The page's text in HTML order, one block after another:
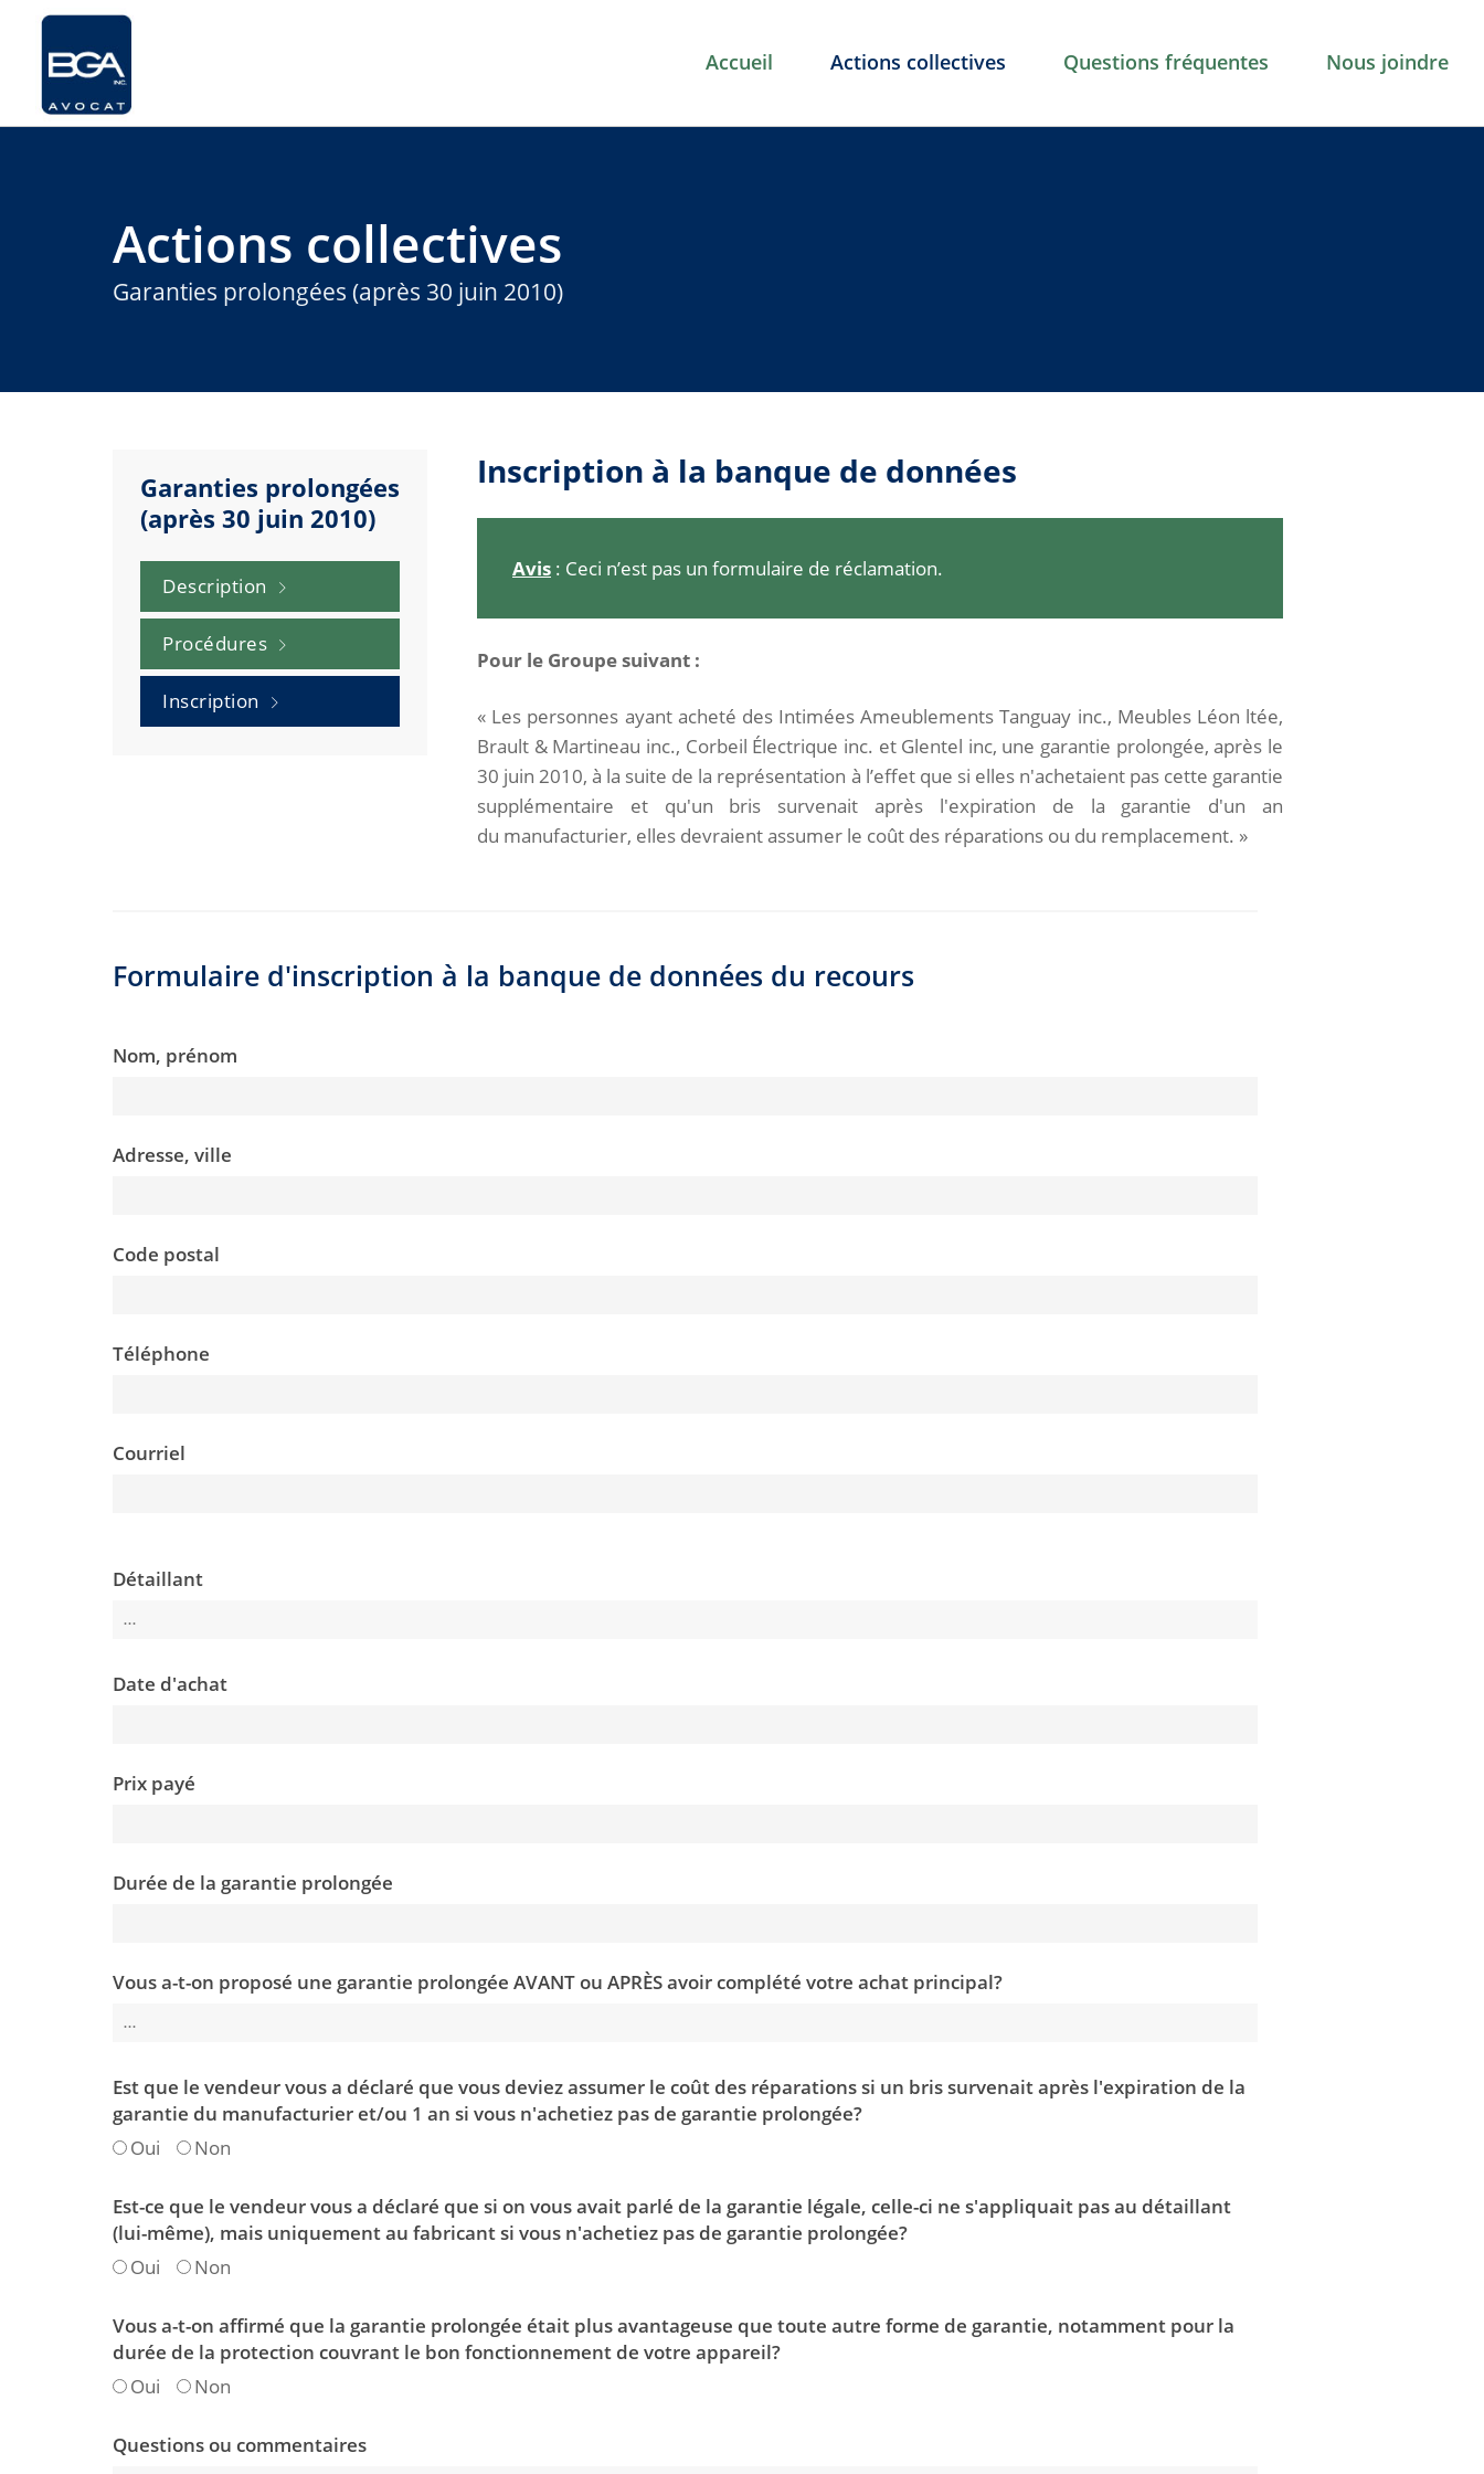
Accueil Actions collectives Questions fréquentes Nous joindre
Actions collectives
Garanties prolongées (après 30 juin 2010)
Garanties prolongées
(après 30 juin 2010)
Description
Procédures
Inscription
Inscription à la banque de données
Avis : Ceci n’est pas un formulaire de réclamation.
Pour le Groupe suivant :
« Les personnes ayant acheté des Intimées AmeublementsTanguay inc., Meubles Léon ltée,
Brault & Martineau inc., Corbeil Électrique inc. et Glentel inc, une garantie prolongée,après le
30 juin 2010, à la suite de la représentation à l’effet que si elles n'achetaient pas cette garantie
supplémentaire et qu'un bris survenait après l'expiration de la garantie d'un an
du manufacturier, elles devraient assumer le coût des réparations ou du remplacement. »
Formulaire d'inscription à la banque de données du recours
Nom, prénom
Adresse, ville
Code postal
Téléphone
Courriel
Détaillant
Date d'achat
Prix payé
Durée de la garantie prolongée
Vous a-t-on proposé une garantie prolongée AVANT ou APRÈS avoir complété votre achat principal?
Est que le vendeur vous a déclaré que vous deviez assumer le coût des réparations si un bris survenait après l'expiration de la
garantie du manufacturier et/ou 1 an si vous n'achetiez pas de garantie prolongée?
Oui
Non
Est-ce que le vendeur vous a déclaré que si on vous avait parlé de la garantie légale, celle-ci ne s'appliquait pas au détaillant
(lui-même), mais uniquement au fabricant si vous n'achetiez pas de garantie prolongée?
Oui
Non
Vous a-t-on affirmé que la garantie prolongée était plus avantageuse que toute autre forme de garantie, notamment pour la
durée de la protection couvrant le bon fonctionnement de votre appareil?
Oui
Non
Questions ou commentaires